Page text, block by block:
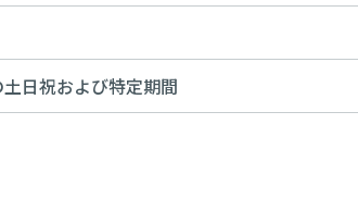
日祝および特定期間